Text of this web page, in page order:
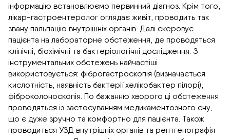
інформацію встановлюємо первинний діагноз. Крім того,
лікар-гастроентеролог оглядає живіт, проводить так
звану пальпацію внутрішніх органів. Далі скеровує
пацієнта на лабораторне обстеження, де проводяться
клінічні, біохімічні та бактеріологічні дослідження. З
інструментальних обстежень найчастіші
використовується: фіброгастроскопія (визначається
кислотність, наявність бактерії хелікобактер пілорі),
фіброколоноскопія. По бажанню хворого ці обстеження
проводяться із застосуванням медикаментозного сну,
що є дуже зручно та комфортно для пацієнта. Також
проводиться УЗД внутрішніх органів та рентгенографія